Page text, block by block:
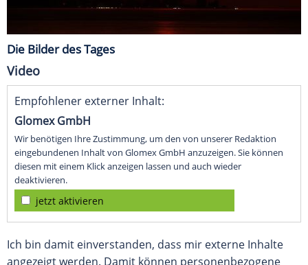
Die Bilder des Tages
Video
Empfohlener externer Inhalt:
Glomex GmbH
Wir benötigen Ihre Zustimmung, um den von unserer Redaktion
eingebundenen Inhalt von Glomex GmbH anzuzeigen. Sie können
diesen mit einem Klick anzeigen lassen und auch wieder
deaktivieren.
jetzt aktivieren
Ich bin damit einverstanden, dass mir externe Inhalte
angezeigt werden. Damit können personenbezogene